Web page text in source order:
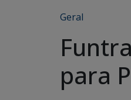
Geral
para